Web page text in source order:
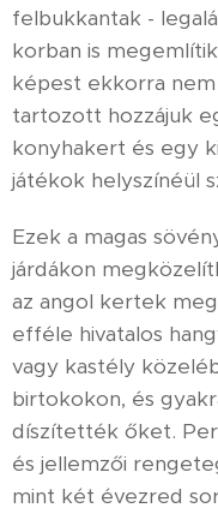
felbukkantak -
korban is
képest ekkorra
tartozott hozzájuk
konyhakert és egy
játékok helyszínéül
Ezek a magas
járdákon
az angol kertek
efféle hivatalos
vagy kastély
birtokokon, és
díszítették őket.
és jellemzői
mint két évezred